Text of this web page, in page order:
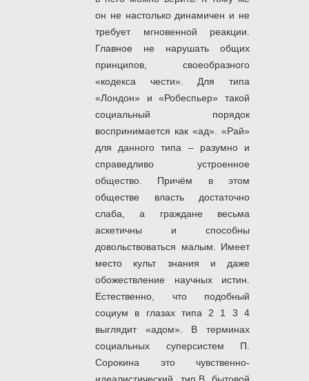
он не настолько динамичен и не
требует мгновенной реакции.
Главное не нарушать общих
принципов, своеобразного
«кодекса чести». Для типа
«Лондон» и «Робеспьер» такой
социальный порядок
воспринимается как «ад». «Рай»
для данного типа – разумно и
справедливо устроенное
общество. Причём в этом
обществе власть достаточно
слаба, а граждане весьма
аскетичны и способны
довольствоваться малым. Имеет
место культ знания и даже
обожествление научных истин.
Естественно, что подобный
социум в глазах типа 2 1 3 4
выглядит «адом». В терминах
социальных суперсистем П.
Сорокина это чувственно-
идеалистический тип.В бытовой